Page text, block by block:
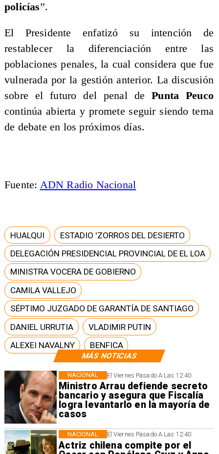
MÁS NOTICIAS
El Viernes Pasado A Las 12:40
Ministro Arrau defiende secreto
bancario y asegura que Fiscalía
logra levantarlo en la mayoría de
casos
NACIONAL
El Viernes Pasado A Las 12:40
Actriz chilena compite por el
NACIONAL
policías”.
El Presidente enfatizó su intención de
restablecer la diferenciación entre las
poblaciones penales, la cual considera que fue
vulnerada por la gestión anterior. La discusión
sobre el futuro del penal dePunta Peuco
continúa abierta y promete seguir siendo tema
de debate en los próximos días.
Fuente: ADN Radio Nacional
HUALQUI
ESTADIO 'ZORROS DEL DESIERTO
DELEGACIÓN PRESIDENCIAL PROVINCIAL DE EL LOA
MINISTRA VOCERA DE GOBIERNO
CAMILA VALLEJO
SÉPTIMO JUZGADO DE GARANTÍA DE SANTIAGO
DANIEL URRUTIA
VLADIMIR PUTIN
ALEXEI NAVALNY
BENFICA